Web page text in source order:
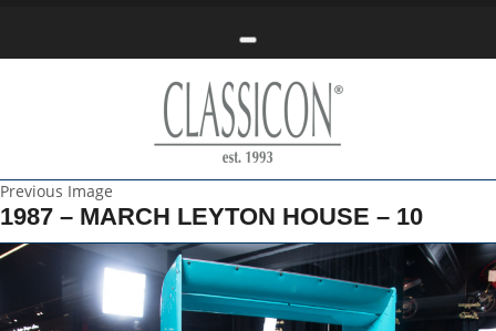
Toggle navigation
Previous Image
1987 – MARCH LEYTON HOUSE – 10